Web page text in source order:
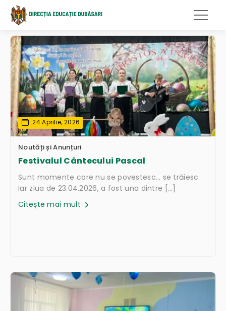
24 Aprilie, 2026
Noutăți și Anunțuri
Festivalul Cântecului Pascal
Sunt momente care nu se povestesc… se trăiesc.
Iar ziua de 23.04.2026, a fost una dintre […]
Citește mai mult